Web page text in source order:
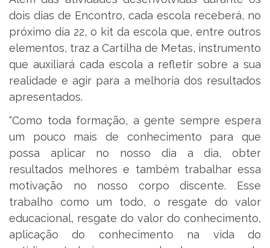
dois dias de Encontro, cada escola receberá, no
próximo dia 22, o kit da escola que, entre outros
elementos, traz a Cartilha de Metas, instrumento
que auxiliará cada escola a refletir sobre a sua
realidade e agir para a melhoria dos resultados
apresentados.
“Como toda formação, a gente sempre espera
um pouco mais de conhecimento para que
possa aplicar no nosso dia a dia, obter
resultados melhores e também trabalhar essa
motivação no nosso corpo discente. Esse
trabalho como um todo, o resgate do valor
educacional, resgate do valor do conhecimento,
aplicação do conhecimento na vida do